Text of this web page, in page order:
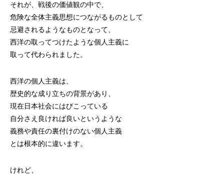
それが、戦後の価値観の中で、
危険な全体主義思想につながるものとして
忌避されるようなものとなって、
西洋の取ってつけたような個人主義に
取って代わられました。
西洋の個人主義は、
歴史的な成り立ちの背景があり、
現在日本社会にはびこっている
自分さえ良ければ良いというような
義務や責任の裏付けのない個人主義
とは根本的に違います。
けれど、